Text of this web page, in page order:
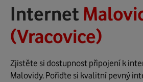
Internet
(Vracovice)
Zjistěte si dostupnost připojení k
Malovidy. Pořiďte si kvalitní pevný